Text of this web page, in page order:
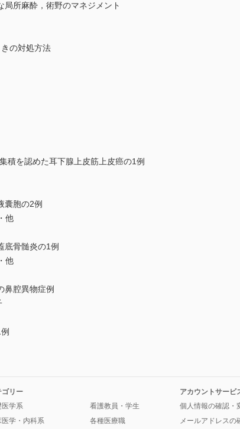
所麻酔，術野のマネジメント
の対処方法
積を認めた耳下腺上皮筋上皮癌の1例
囊胞の2例
他
底骨髄炎の1例
他
鼻腔異物症例
ゴリー
医学系
医学・内科系
看護教員・学生
各種医療職
アカウントサービ
個人情報の確認・
メールアドレスの